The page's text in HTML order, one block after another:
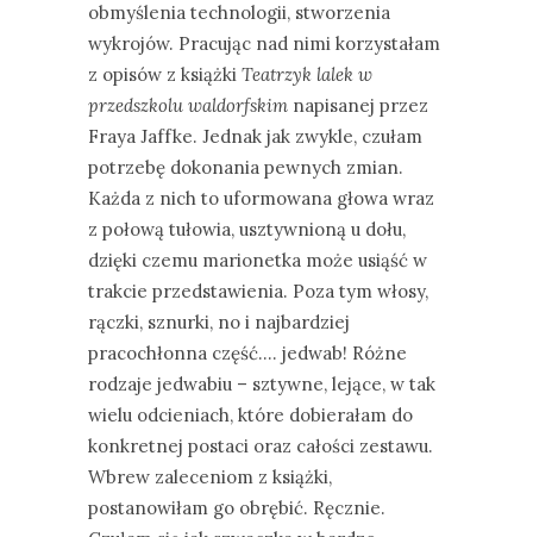
obmyślenia technologii, stworzenia
wykrojów. Pracując nad nimi korzystałam
z opisów z książki Teatrzyk lalek w
przedszkolu waldorfskim napisanej przez
Fraya Jaffke. Jednak jak zwykle, czułam
potrzebę dokonania pewnych zmian.
Każda z nich to uformowana głowa wraz
z połową tułowia, usztywnioną u dołu,
dzięki czemu marionetka może usiąść w
trakcie przedstawienia. Poza tym włosy,
rączki, sznurki, no i najbardziej
pracochłonna część…. jedwab! Różne
rodzaje jedwabiu – sztywne, lejące, w tak
wielu odcieniach, które dobierałam do
konkretnej postaci oraz całości zestawu.
Wbrew zaleceniom z książki,
postanowiłam go obrębić. Ręcznie.